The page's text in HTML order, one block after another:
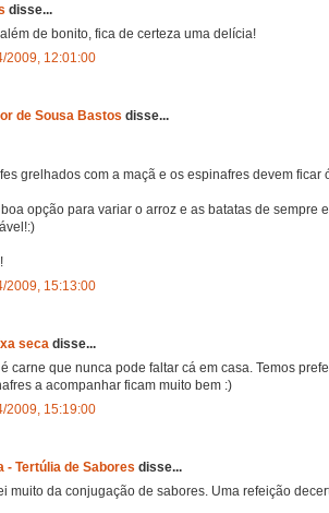
disse...
de bonito, fica de certeza uma delícia!
2009, 12:01:00
de Sousa Bastos disse...
grelhados com a maçã e os espinafres devem ficar
opção para variar o arroz e as batatas de sempre
2009, 15:13:00
seca disse...
é carne que nunca pode faltar cá em casa. Temos
a acompanhar ficam muito bem :)
2009, 15:19:00
- Tertúlia de Sabores disse...
muito da conjugação de sabores. Uma refeição